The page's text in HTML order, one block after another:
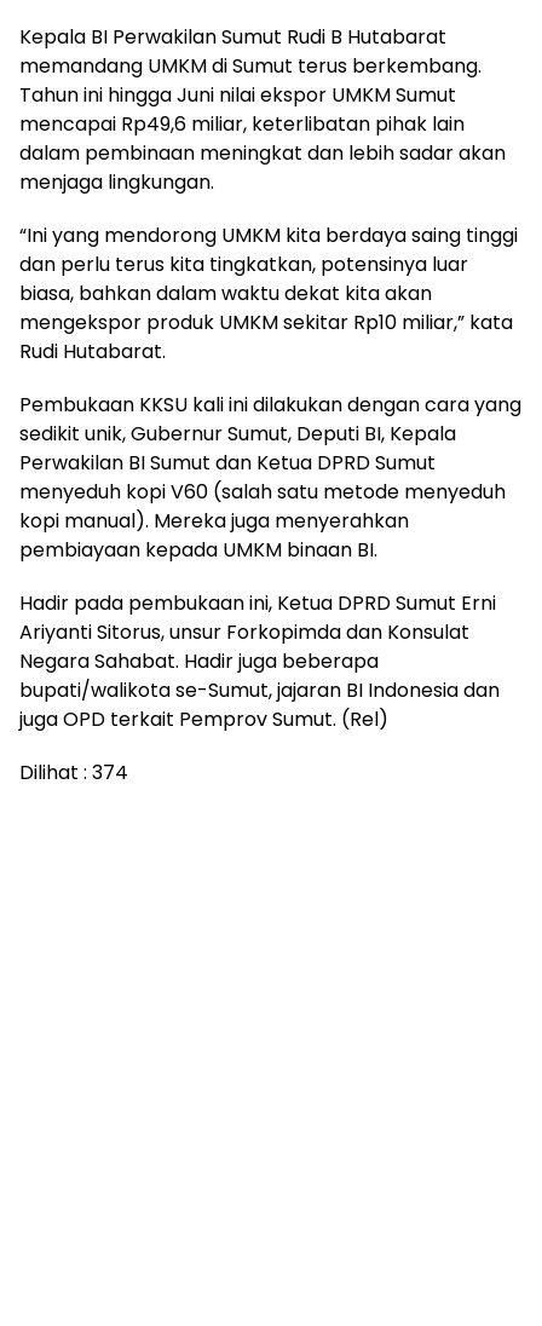
Kepala BI Perwakilan Sumut Rudi B Hutabarat
memandang UMKM di Sumut terus berkembang.
Tahun ini hingga Juni nilai ekspor UMKM Sumut
mencapai Rp49,6 miliar, keterlibatan pihak lain
dalam pembinaan meningkat dan lebih sadar akan
menjaga lingkungan.
“Ini yang mendorong UMKM kita berdaya saing tinggi
dan perlu terus kita tingkatkan, potensinya luar
biasa, bahkan dalam waktu dekat kita akan
mengekspor produk UMKM sekitar Rp10 miliar,” kata
Rudi Hutabarat.
Pembukaan KKSU kali ini dilakukan dengan cara yang
sedikit unik, Gubernur Sumut, Deputi BI, Kepala
Perwakilan BI Sumut dan Ketua DPRD Sumut
menyeduh kopi V60 (salah satu metode menyeduh
kopi manual). Mereka juga menyerahkan
pembiayaan kepada UMKM binaan BI.
Hadir pada pembukaan ini, Ketua DPRD Sumut Erni
Ariyanti Sitorus, unsur Forkopimda dan Konsulat
Negara Sahabat. Hadir juga beberapa
bupati/walikota se-Sumut, jajaran BI Indonesia dan
juga OPD terkait Pemprov Sumut. (Rel)
Dilihat : 374